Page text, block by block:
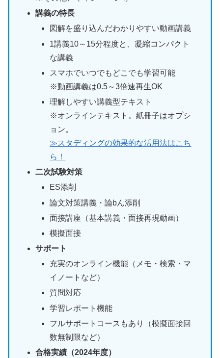
講義の特長
図解を盛り込んだわかりやすい動画講義
1講義10～15分程度と、凝縮コンパクト
な講義
スマホでいつでもどこでも学習可能
※動画講義は0.5～3倍速再生OK
理解しやすい講義型テキスト
※オンラインテキスト。紙冊子はオプシ
ョン。
≫スタディングの効果的な活用法はこち
ら！
二次試験対策
ES添削
論文対策講義・論bん添削
面接講座（基本講義・面接再現動画）
模擬面接
サポート
充実のオンライン機能（メモ・検索・マ
イノートなど）
質問対応
学習レポート機能
フルサポートコースもあり（模擬面接回
数無制限など）
合格実績（2024年度）